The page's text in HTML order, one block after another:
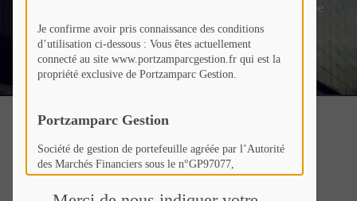
Je confirme avoir pris connaissance des conditions
d’utilisation ci-dessous : Vous êtes actuellement
connecté au site www.portzamparcgestion.fr qui est la
propriété exclusive de Portzamparc Gestion.
Portzamparc Gestion
Société de gestion de portefeuille agréée par l’Autorité
des Marchés Financiers sous le n°GP97077,
Société Anonyme à Conseil d’Administration au capital
de 307 846 €,
actualités
actualités
Le fonds Portzamparc Europe
PME ISR change de nom et
deviendra Portzamparc Next
Leaders ISR.
Le fonds Portzamparc